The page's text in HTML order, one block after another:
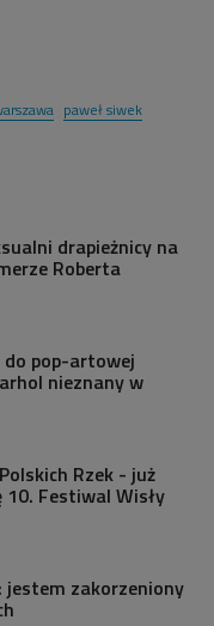
paweł siwek
drapieżnicy na
Roberta
pop-artowej
nieznany w
Rzek - już
Festiwal Wisły
jestem zakorzeniony